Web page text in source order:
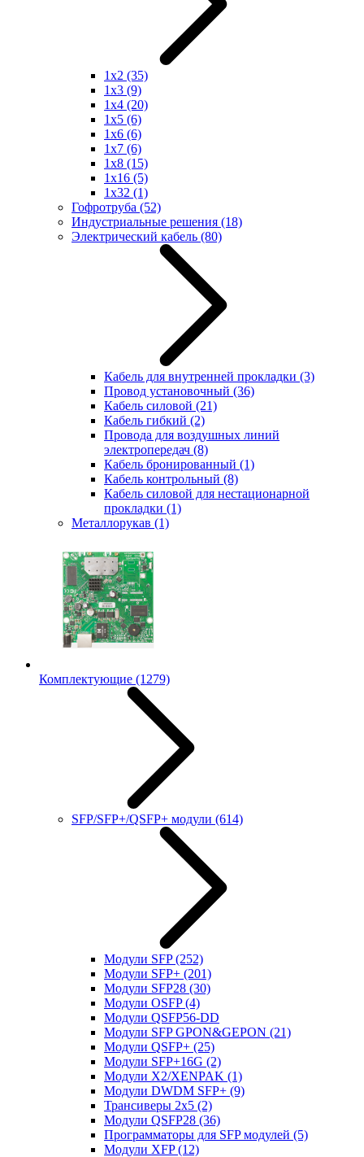
1x2 (35)
1x3 (9)
1x4 (20)
1x5 (6)
1x6 (6)
1x7 (6)
1x8 (15)
1x16 (5)
1x32 (1)
Гофротруба (52)
Индустриальные решения (18)
Электрический кабель (80)
Кабель для внутренней прокладки (3)
Провод установочный (36)
Кабель силовой (21)
Кабель гибкий (2)
Провода для воздушных линий
электропередач (8)
Кабель бронированный (1)
Кабель контрольный (8)
Кабель силовой для нестационарной
прокладки (1)
Металлорукав (1)
Комплектующие (1279)
SFP/SFP+/QSFP+ модули (614)
Модули SFP(252)
Модули SFP+ (201)
Модули SFP28 (30)
Модули OSFP(4)
Модули QSFP56-DD
Модули SFP GPON&GEPON (21)
Модули QSFP+ (25)
Модули SFP+16G (2)
Модули X2/XENPAK (1)
Модули DWDM SFP+ (9)
Трансиверы 2x5 (2)
Модули QSFP28 (36)
Программаторы для SFP модулей (5)
Модули XFP(12)